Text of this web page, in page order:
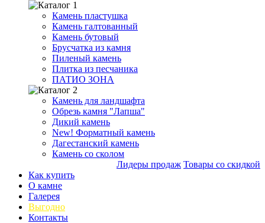
Камень пластушка
Камень галтованный
Камень бутовый
Брусчатка из камня
Пиленый камень
Плитка из песчаника
ПАТИО ЗОНА
Камень для ландшафта
Обрезь камня "Лапша"
Дикий камень
New! Форматный камень
Дагестанский камень
Камень со сколом
Лидеры продаж Товары со скидкой
Как купить
О камне
Галерея
Выгодно
Контакты